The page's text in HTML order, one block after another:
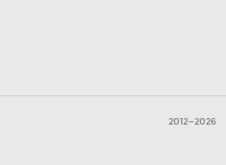
2012—2026